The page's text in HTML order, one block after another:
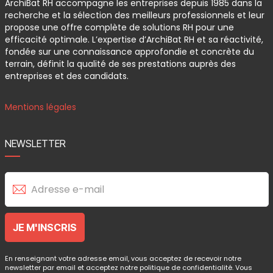
ArchiBat RH accompagne les entreprises depuis 1985 dans la
recherche et la sélection des meilleurs professionnels et leur
propose une offre complète de solutions RH pour une
efficacité optimale. L’expertise d’ArchiBat RH et sa réactivité,
fondée sur une connaissance approfondie et concrète du
terrain, définit la qualité de ses prestations auprès des
entreprises et des candidats.
Mentions légales
NEWSLETTER
En renseignant votre adresse email, vous acceptez de recevoir notre
newsletter par email et acceptez notre politique de confidentialité. Vous